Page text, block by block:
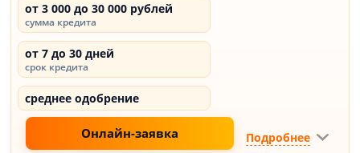
от 3 000 до 30 000 рублей
сумма кредита
от 7 до 30 дней
срок кредита
среднее одобрение
Онлайн-заявка Подробнее